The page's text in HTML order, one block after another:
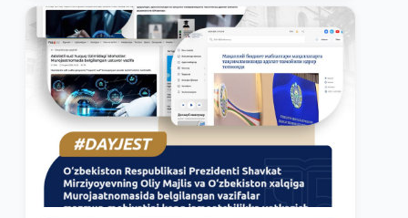
Олий Мажлису и народу Узбекистана